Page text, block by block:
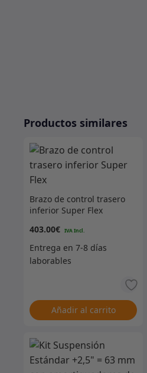
Productos similares
Brazo de control trasero
inferior Super Flex
403.00€
Añadir al carrito